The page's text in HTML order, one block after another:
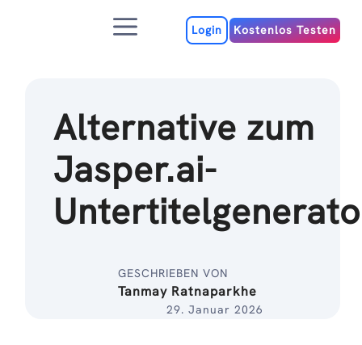
MenuLogin Kostenlos Testen
Alternative zum
Jasper.ai-
GESCHRIEBEN VON
Tanmay Ratnaparkhe
29. Januar 2026